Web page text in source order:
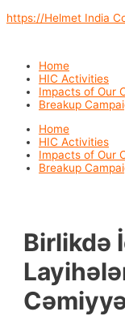
Skip
https://Helmet India
Menu
Home
HIC Activities
Impacts of Our
Breakup
Menu
Home
HIC Activities
Impacts of Our
Breakup
Birlikdə